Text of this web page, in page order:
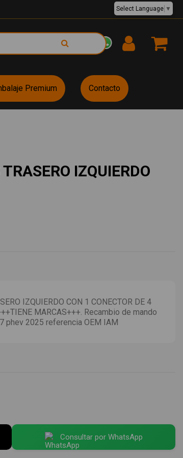
EUR €
Select Language ▼
Premium Contacto
IZQUIERDO
IZQUIERDO CON 1 CONECTOR DE 4
MARCAS+++. Recambio de mando
phev 2025 referencia OEM IAM
Consultar por WhatsApp